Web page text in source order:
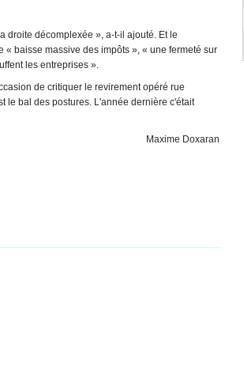
droite décomplexée », a-t-il ajouté. Et le
baisse massive des impôts », « une fermeté sur
les entreprises ».
de critiquer le revirement opéré rue
le bal des postures. L'année dernière c'était
Maxime Doxaran